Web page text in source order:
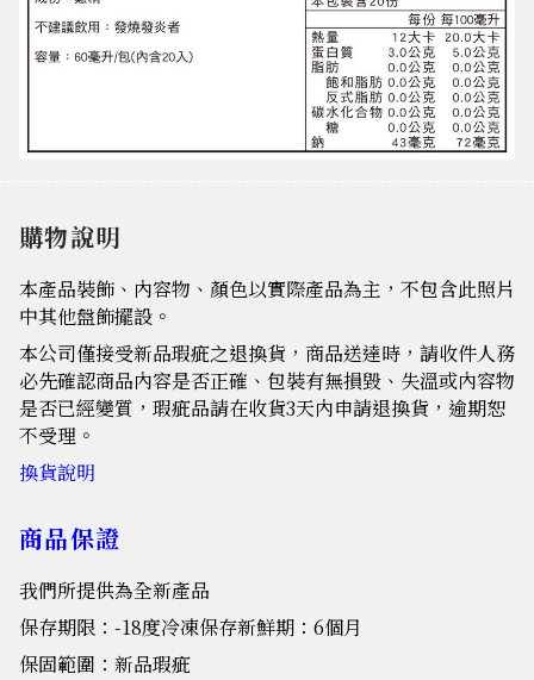
購物說明
本產品裝飾、內容物、顏色以實際產品為主，不包含此照片
中其他盤飾擺設。
本公司僅接受新品瑕疵之退換貨，商品送達時，請收件人務
必先確認商品內容是否正確、包裝有無損毀、失溫或內容物
是否已經變質，瑕疵品請在收貨3天內申請退換貨，逾期恕
不受理。
換貨說明
商品保證
我們所提供為全新產品
保存期限：-18度冷凍保存新鮮期：6個月
保固範圍：新品瑕疵